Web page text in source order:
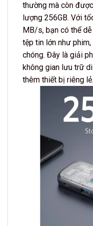
thường mà còn
lượng 256GB. Với
MB/s, bạn có thể
tệp tin lớn như phim,
chóng. Đây là giải
không gian lưu trữ
thêm thiết bị riêng lẻ.